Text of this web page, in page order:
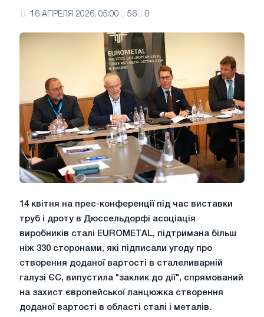
16 АПРЕЛЯ 2026, 05:00 56 0
14 квітня на прес-конференції під час виставки
труб і дроту в Дюссельдорфі асоціація
виробників сталі EUROMETAL, підтримана більш
ніж 330 сторонами, які підписали угоду про
створення доданої вартості в сталеливарній
галузі ЄС, випустила "заклик до дії", спрямований
на захист європейської ланцюжка створення
доданої вартості в області сталі і металів.